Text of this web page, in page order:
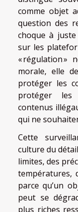
comme objet
question des
choque à
sur les
« régulation
morale, elle
protéger les
protéger les
contenus
qui ne
Cette
culture du
limites, des
températures,
parce qu’un
peut se
plus riches